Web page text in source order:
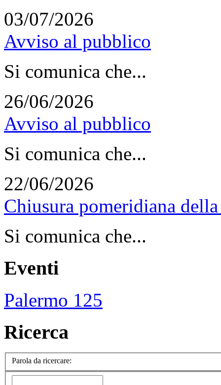
03/07/2026
Avviso al pubblico
Si comunica che...
26/06/2026
Avviso al pubblico
Si comunica che...
22/06/2026
Chiusura pomeridiana
Si comunica che...
Eventi
Palermo 125
Ricerca
Parola da ricercare: